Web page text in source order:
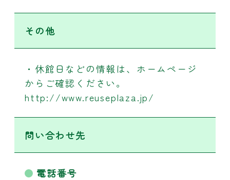
その他
・休館日などの情報は、ホームページ
からご確認ください。
http://www.reuseplaza.jp/
問い合わせ先
電話番号